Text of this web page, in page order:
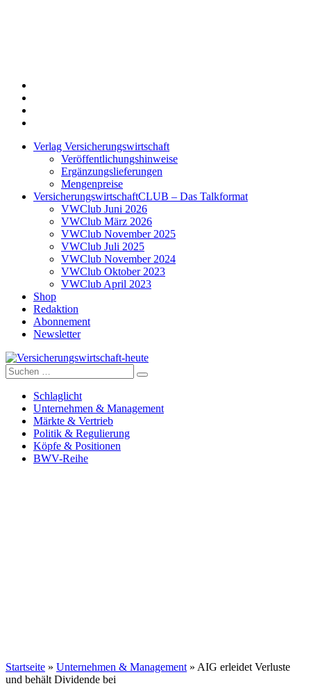
Verlag Versicherungswirtschaft
Veröffentlichungshinweise
Ergänzungslieferungen
Mengenpreise
VersicherungswirtschaftCLUB – Das Talkformat
VWClub Juni 2026
VWClub März 2026
VWClub November 2025
VWClub Juli 2025
VWClub November 2024
VWClub Oktober 2023
VWClub April 2023
Shop
Redaktion
Abonnement
Newsletter
Versicherungswirtschaft-heute
Suche
nach:
Schlaglicht
Unternehmen & Management
Märkte & Vertrieb
Politik & Regulierung
Köpfe & Positionen
BWV-Reihe
Startseite » Unternehmen & Management » AIG erleidet Verluste
und behält Dividende bei